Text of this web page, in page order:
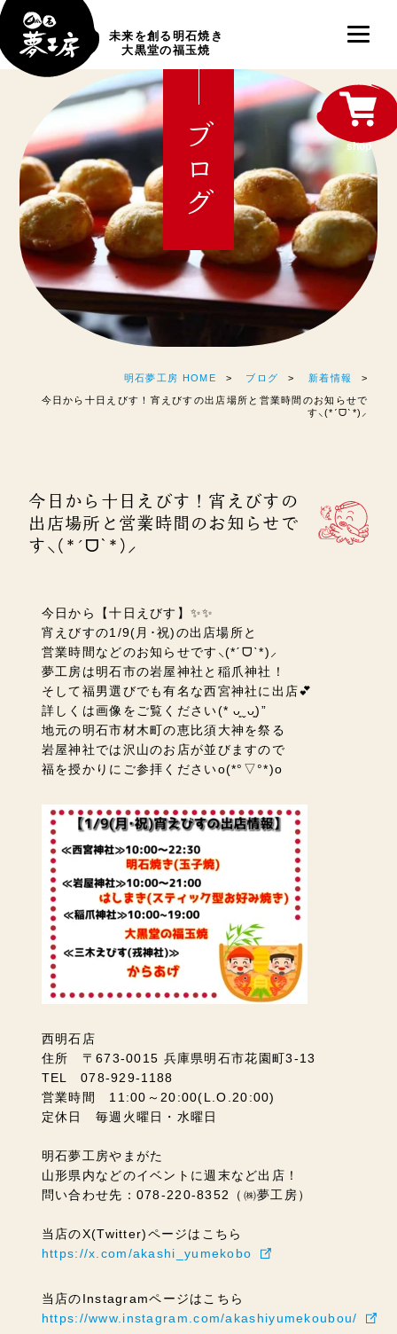
未来を創る明石焼き
大黒堂の福玉焼
ブログ
明石夢工房 HOME ブログ 新着情報
今日から十日えびす！宵えびすの出店場所と営業時間のお知らせで
す⸜(*ˊᗜˋ*)⸝
今日から十日えびす！宵えびすの
出店場所と営業時間のお知らせで
す⸜(*ˊᗜˋ*)⸝
今日から【十日えびす】✨✨
宵えびすの1/9(月･祝)の出店場所と
営業時間などのお知らせです⸜(*ˊᗜˋ*)⸝
夢工房は明石市の岩屋神社と 稲爪神社！
そして福男選びでも有名な西宮神社に出店💕
詳しくは画像をご覧ください(* ᴗ͈ˬᴗ͈)”
地元の明石市材木町の恵比須大神を祭る
岩屋神社では沢山のお店が並びますので
福を授かりにご参拝くださいo(*°▽°*)o
西明石店
住所 〒673-0015 兵庫県明石市花園町3-13
TEL 078-929-1188
営業時間 11:00～20:00(L.O.20:00)
定休日 毎週火曜日・水曜日
明石夢工房やまがた
山形県内などのイベントに週末など出店！
問い合わせ先：078-220-8352（㈱夢工房）
当店のX(Twitter)ページはこちら
https://x.com/akashi_yumekobo
当店のInstagramページはこちら
https://www.instagram.com/akashiyumekoubou/
shop